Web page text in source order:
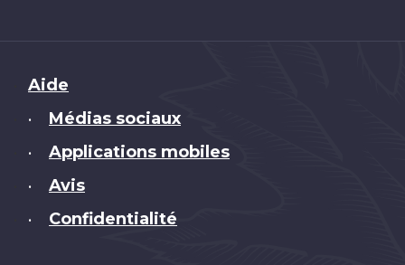
Brand
Aide
• Médias sociaux
• Applications mobiles
• Avis
• Confidentialité